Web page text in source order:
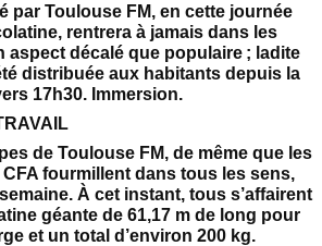
par Toulouse FM, en cette journée
rentrera à jamais dans les
aspect décalé que populaire ; ladite
distribuée aux habitants depuis la
17h30. Immersion.
de Toulouse FM, de même que les
fourmillent dans tous les sens,
À cet instant, tous s’affairent
géante de 61,17 m de long pour
et un total d’environ 200 kg.